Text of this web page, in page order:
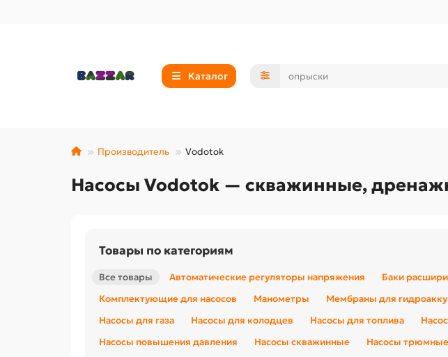
Каталог
Производитель Vodotok
Насосы Vodotok — скважинные,
Товары по категориям
Все товары Автоматические регуляторы напряжения Баки
Комплектующие для насосов
Манометры Мембраны для
Насосы для газа
Насосы для колодцев Насосы для топлива
Насосы повышения давления
Насосы скважинные Насосы трюмные